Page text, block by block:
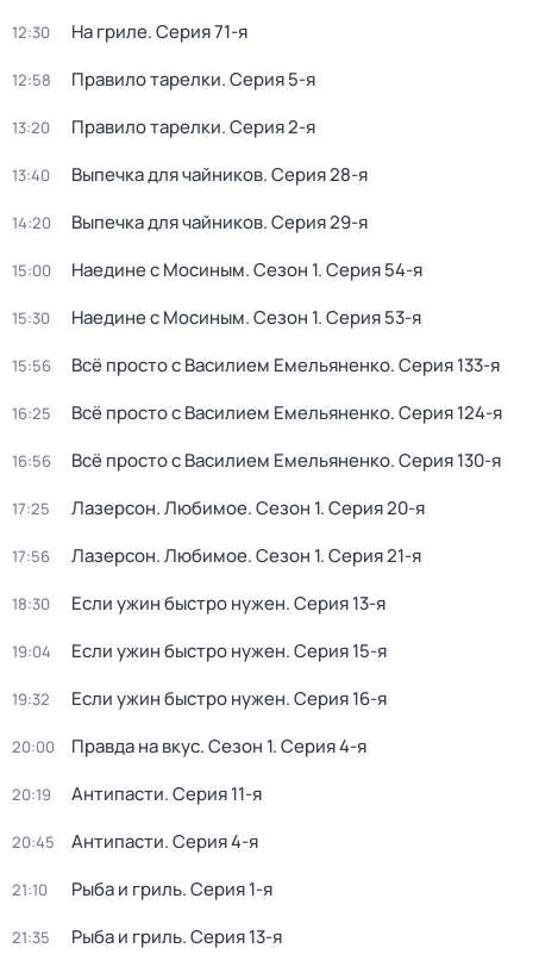
12:30 На гриле. Серия 71-я
12:58 Правило тарелки. Серия 5-я
13:20 Правило тарелки. Серия 2-я
13:40 Выпечка для чайников. Серия 28-я
14:20 Выпечка для чайников. Серия 29-я
15:00 Наедине с Мосиным. Сезон 1. Серия 54-я
15:30 Наедине с Мосиным. Сезон 1. Серия 53-я
15:56 Всё просто с Василием Емельяненко. Серия 133-я
16:25 Всё просто с Василием Емельяненко. Серия 124-я
16:56 Всё просто с Василием Емельяненко. Серия 130-я
17:25 Лазерсон. Любимое. Сезон 1. Серия 20-я
17:56 Лазерсон. Любимое. Сезон 1. Серия 21-я
18:30 Если ужин быстро нужен. Серия 13-я
19:04 Если ужин быстро нужен. Серия 15-я
19:32 Если ужин быстро нужен. Серия 16-я
20:00 Правда на вкус. Сезон 1. Серия 4-я
20:19 Антипасти. Серия 11-я
20:45 Антипасти. Серия 4-я
21:10 Рыба и гриль. Серия 1-я
21:35 Рыба и гриль. Серия 13-я